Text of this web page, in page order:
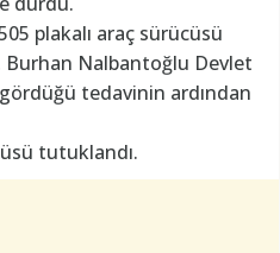
plakalı araç sürücüsü
Nalbantoğlu Devlet
tedavinin ardından
tutuklandı.